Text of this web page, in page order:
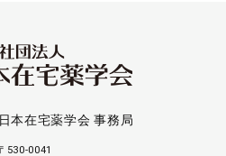
本在宅薬学会 事務局
530-0041